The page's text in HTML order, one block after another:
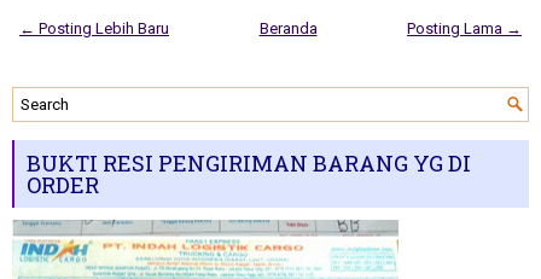
← Posting Lebih Baru Posting Lama →
Beranda
BUKTI RESI PENGIRIMAN BARANG YG DI
ORDER